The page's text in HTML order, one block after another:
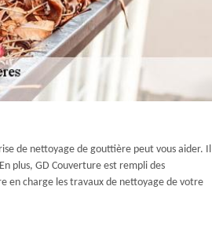
de nettoyage de gouttière peut vous aider. Il
plus, GD Couverture est rempli des
en charge les travaux de nettoyage de votre